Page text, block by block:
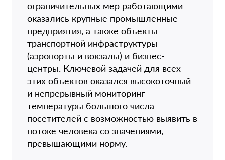
ограничительных мер работающими
оказались крупные промышленные
предприятия, а также объекты
транспортной инфраструктуры
(аэропорты и вокзалы) и бизнес-
центры. Ключевой задачей для всех
этих объектов оказался высокоточный
и непрерывный мониторинг
температуры большого числа
посетителей с возможностью выявить в
потоке человека со значениями,
превышающими норму.